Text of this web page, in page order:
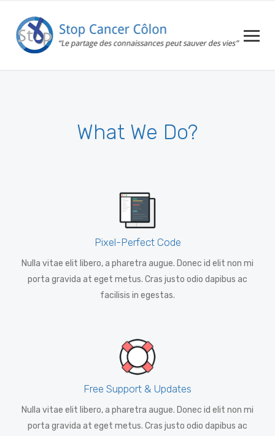
What We Do?
Pixel-Perfect Code
Nulla vitae elit libero, a pharetra augue. Donec id elit non mi
porta gravida at eget metus. Cras justo odio dapibus ac
facilisis in egestas.
Free Support & Updates
Nulla vitae elit libero, a pharetra augue. Donec id elit non mi
porta gravida at eget metus. Cras justo odio dapibus ac